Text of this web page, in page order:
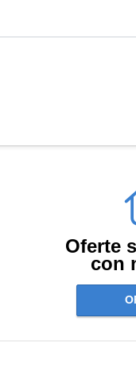
Oferte
con